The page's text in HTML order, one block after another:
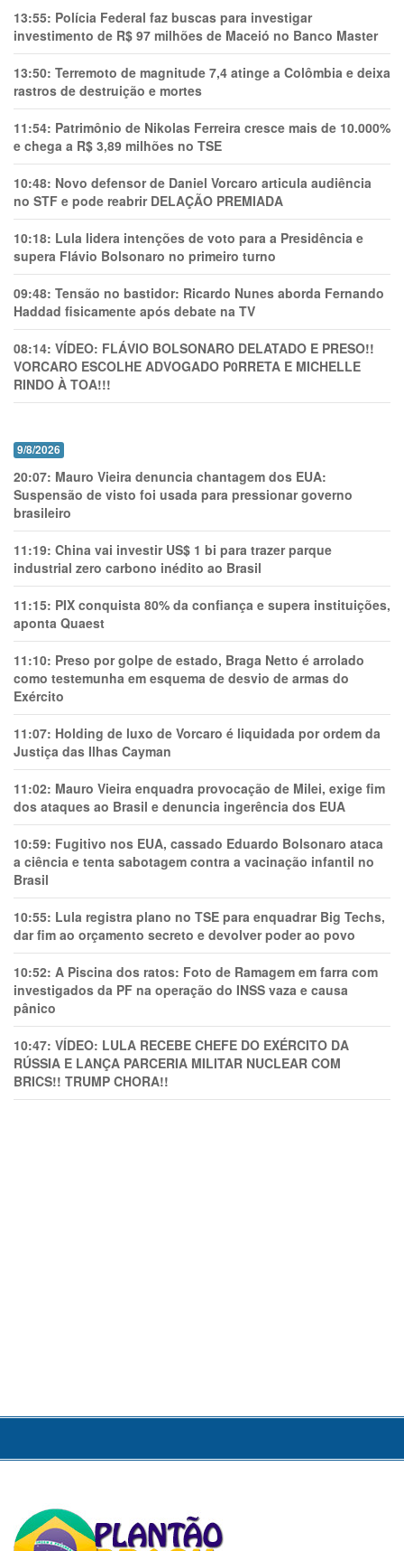
13:55: Polícia Federal faz buscas para investigar
investimento de R$ 97 milhões de Maceió no Banco Master
13:50: Terremoto de magnitude 7,4 atinge a Colômbia e deixa
rastros de destruição e mortes
11:54: Patrimônio de Nikolas Ferreira cresce mais de 10.000%
e chega a R$ 3,89 milhões no TSE
10:48: Novo defensor de Daniel Vorcaro articula audiência
no STF e pode reabrir DELAÇÃO PREMIADA
10:18: Lula lidera intenções de voto para a Presidência e
supera Flávio Bolsonaro no primeiro turno
09:48: Tensão no bastidor: Ricardo Nunes aborda Fernando
Haddad fisicamente após debate na TV
08:14: VÍDEO: FLÁVIO BOLSONARO DELATADO E PRESO!!
VORCARO ESCOLHE ADVOGADO P0RRETA E MICHELLE
RINDO À TOA!!!
9/8/2026
20:07: Mauro Vieira denuncia chantagem dos EUA:
Suspensão de visto foi usada para pressionar governo
brasileiro
11:19: China vai investir US$ 1 bi para trazer parque
industrial zero carbono inédito ao Brasil
11:15: PIX conquista 80% da confiança e supera instituições,
aponta Quaest
11:10: Preso por golpe de estado, Braga Netto é arrolado
como testemunha em esquema de desvio de armas do
Exército
11:07: Holding de luxo de Vorcaro é liquidada por ordem da
Justiça das Ilhas Cayman
11:02: Mauro Vieira enquadra provocação de Milei, exige fim
dos ataques ao Brasil e denuncia ingerência dos EUA
10:59: Fugitivo nos EUA, cassado Eduardo Bolsonaro ataca
a ciência e tenta sabotagem contra a vacinação infantil no
Brasil
10:55: Lula registra plano no TSE para enquadrar Big Techs,
dar fim ao orçamento secreto e devolver poder ao povo
10:52: A Piscina dos ratos: Foto de Ramagem em farra com
investigados da PF na operação do INSS vaza e causa
pânico
10:47: VÍDEO: LULA RECEBE CHEFE DO EXÉRCITO DA
RÚSSIA E LANÇA PARCERIA MILITAR NUCLEAR COM
BRICS!! TRUMP CHORA!!